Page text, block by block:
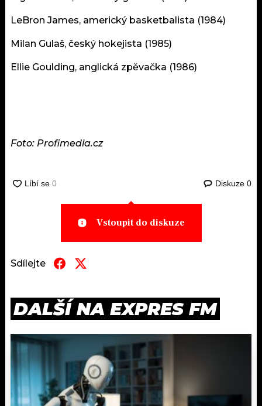
LeBron James, americký basketbalista (1984)
Milan Gulaš, český hokejista (1985)
Ellie Goulding, anglická zpěvačka (1986)
Foto: Profimedia.cz
Diskuze 0
Vstoupit do diskuze
Sdílejte
DALŠÍ NA EXPRES FM